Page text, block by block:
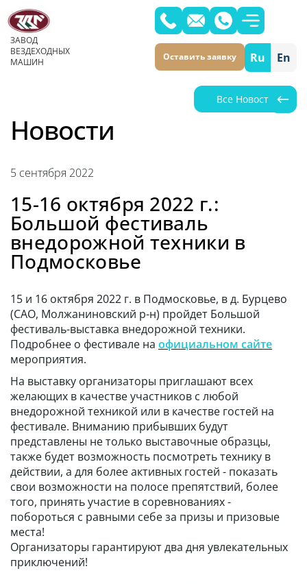
ЗАВОД
ВЕЗДЕХОДНЫХ
МАШИН
Оставить заявку Ru En
Новости
Все Новости
5 сентября 2022
15-16 октября 2022 г.:
Большой фестиваль
внедорожной техники в
Подмосковье
15 и 16 октября 2022 г. в Подмосковье, в д. Бурцево
(САО, Молжаниновский р-н) пройдет Большой
фестиваль-выставка внедорожной техники.
Подробнее о фестивале на официальном сайте
мероприятия.
На выставку организаторы приглашают всех
желающих в качестве участников с любой
внедорожной техникой или в качестве гостей на
фестивале. Вниманию прибывших будут
представлены не только выставочные образцы,
также будет возможность посмотреть технику в
действии, а для более активных гостей - показать
свои возможности на полосе препятствий, более
того, принять участие в соревнованиях -
побороться с равными себе за призы и призовые
места!
Организаторы гарантируют два дня увлекательных
приключений!